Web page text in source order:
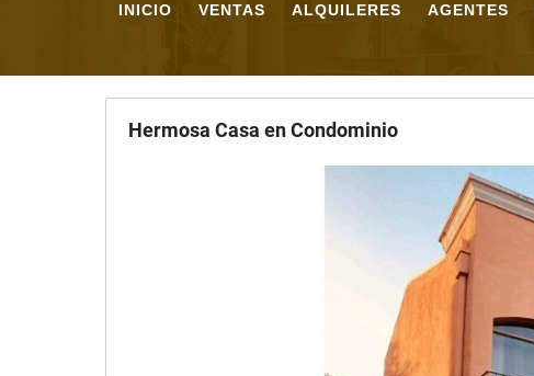
INICIO VENTAS ALQUILERES AGENTES
Hermosa Casa en Condominio